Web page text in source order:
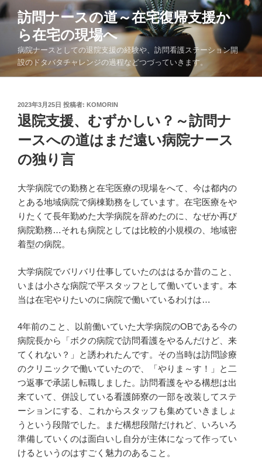
コ
ン
へ
訪問ナースの道～在宅復帰支援か
ら在宅の現場へ
病院ナースとしての退院支援の経験や、訪問看護ステーション開
設のドタバタチャレンジの過程などつづっていきます。
投
稿
日:
2023年3月25日 投稿者: KOMORIN
退院支援、むずかしい？～訪問ナ
ースへの道はまだ遠い病院ナース
の独り言
大学病院での勤務と在宅医療の現場をへて、今は都内の
とある地域病院で病棟勤務をしています。在宅医療をや
りたくて長年勤めた大学病院を辞めたのに、なぜか再び
病院勤務…それも病院としては比較的小規模の、地域密
着型の病院。
大学病院でバリバリ仕事していたのははるか昔のこと、
いまは小さな病院で平スタッフとして働いています。本
当は在宅やりたいのに病院で働いているわけは…
4年前のこと、以前働いていた大学病院のOBである今の
病院長から「ボクの病院で訪問看護をやるんだけど、来
てくれない？」と誘われたんです。その当時は訪問診療
のクリニックで働いていたので、「やりま～す！」と二
つ返事で承諾し転職しました。訪問看護をやる構想は出
来ていて、併設している看護師寮の一部を改装してステ
ーションにする、これからスタッフも集めていきましょ
うという段階でした。まだ構想段階だけれど、いろいろ
準備していくのは面白いし自分が主体になって作ってい
けるというのはすごく魅力のあること。